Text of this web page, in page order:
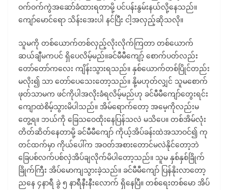
ဝက်ဝက်ကွဲအဆော်ခံထားရတာမို့ ပင်ပန်းနွမ်းနယ်လို့နေသည်။
ကျော်မောင်ရော သိန်းအေးပါ နင်ပြီး ငါ့အလှည့်ဆိုသလို။
သူမကို တစ်ယောက်တစ်လှည့်လိုးလိုက်ကြတာ တစ်ယောက်
ဆယ်ချီမကပင် ရှိပေလိမ့်မည်။ခင်မီမီကျော့် စောက်ပတ်လည်း
တော်တော်ကလေး ကျိန်းသွားရသည်။ နှစ်ယောက်တစ်ပြိုင်တည်း
မလိုး၍ သာ တော်ပေသေးတော့သည်။ နို့မဟုတ်လျှင် သူမစောက်
ဖုတ်သာမက ဖင်ကိုပါအလိုးခံရလိမ့်မည်ဟု ခင်မီမီကျော်တွေးရင်း
ကျောထဲစိမ့်သွားမိပါသည်။ အိမ်ရောက်တော့ အမေ့ကိုလည်းမ
တွေ့ရ။ ဘယ်ကို ခြေသဝေထိုးနေပြန်သလဲ မသိပေ။ တစ်အိမ်လုံး
တိတ်ဆိတ်နေတာမို့ ခင်မီမီကျော် ကိုယ့်အိပ်ခန်းထဲအသာဝင်၍ ကု
တင်ထက်မှာ ကိုယ်ပေါ်က အဝတ်အစားတောင်မလဲနိုင်တော့ဘဲ
ခြေပစ်လက်ပစ်လှဲအိပ်ချလိုက်မိပါတော့သည်။ သူမ နှစ်နှစ်ခြိုက်
ခြိုက်ကြီး အိပ်မောကျသွားခဲ့သည်။ ခင်မီမီကျော် ပြန်နိုးလာတော့
ညနေ ၄နာရီ ခွဲ ၅ နာရီနီးနီးလောက် ရှိနေပြီ။ တစ်ရေးတစ်မော အိပ်